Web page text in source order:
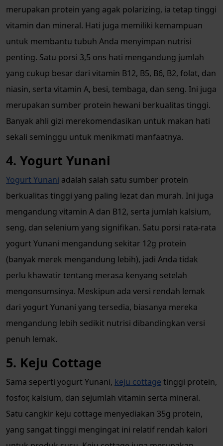
merupakan protein yang agak polarizing, ia tetap tinggi
vitamin dan mineral. Hati juga memiliki kemampuan
untuk membantu tubuh Anda menyimpan nutrisi
penting. Satu porsi 3,5 ons hati mengandung jumlah
yang cukup besar dari vitamin B12, B5, B6, B2, folat, dan
niasin, serta vitamin A, besi, tembaga, dan seng. Ini juga
merupakan sumber protein hewani berkualitas tinggi.
Banyak ahli gizi merekomendasikan untuk makan hati
sekali seminggu untuk menikmati manfaatnya.
4. Yogurt Yunani
Yogurt Yunani adalah salah satu sumber protein
berkualitas tinggi yang paling lezat dan murah. Ini juga
mengandung vitamin A dan B12, serta jumlah kalsium,
seng, dan selenium yang signifikan. Satu porsi rata-rata
yogurt Yunani mengandung sekitar 12g protein
(banyak merek mengandung lebih), jadi Anda tidak
perlu khawatir tentang merasa kenyang setelah
mengonsumsinya. Meskipun ada versi rendah lemak
dari yogurt Yunani yang tersedia, biasanya mereka
mengandung lebih sedikit nutrisi dibandingkan versi
penuh lemak.
5. Keju Cottage
Sama seperti yogurt Yunani, keju cottage tinggi protein,
fosfor, kalsium, dan sejumlah vitamin serta mineral.
Satu cangkir keju cottage menyediakan 35g protein,
yang sangat tinggi mengingat ini relatif rendah kalori